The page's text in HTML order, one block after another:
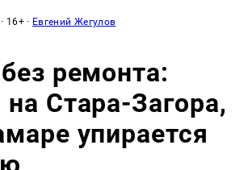
· 16+ · Евгений Жегулов
ремонта:
на Стара-Загора,
упирается